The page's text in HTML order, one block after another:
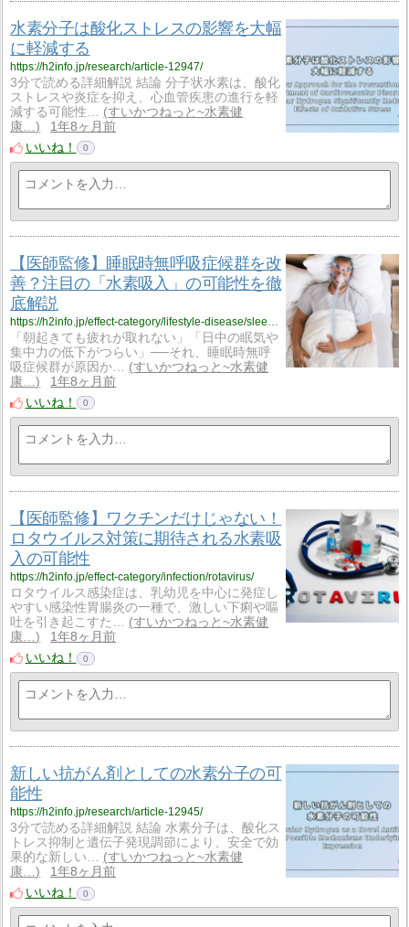
水素分子は酸化ストレスの影響を大幅
に軽減する
https://h2info.jp/research/article-12947/
3分で読める詳細解説 結論 分子状水素は、酸化
ストレスや炎症を抑え、心血管疾患の進行を軽
減する可能性…
すいかつねっと~水素健
康…
1年8ヶ月前
いいね！
0
【医師監修】睡眠時無呼吸症候群を改
善？注目の「水素吸入」の可能性を徹
底解説
https://h2info.jp/effect-category/lifestyle-disease/sleep-apnea-syndrome/
「朝起きても疲れが取れない」「日中の眠気や
集中力の低下がつらい」──それ、睡眠時無呼
吸症候群が原因か…
すいかつねっと~水素健
康…
1年8ヶ月前
いいね！
0
【医師監修】ワクチンだけじゃない！
ロタウイルス対策に期待される水素吸
入の可能性
https://h2info.jp/effect-category/infection/rotavirus/
ロタウイルス感染症は、乳幼児を中心に発症し
やすい感染性胃腸炎の一種で、激しい下痢や嘔
吐を引き起こすた…
すいかつねっと~水素健
康…
1年8ヶ月前
いいね！
0
新しい抗がん剤としての水素分子の可
能性
https://h2info.jp/research/article-12945/
3分で読める詳細解説 結論 水素分子は、酸化ス
トレス抑制と遺伝子発現調節により、安全で効
果的な新しい…
すいかつねっと~水素健
康…
1年8ヶ月前
いいね！
0